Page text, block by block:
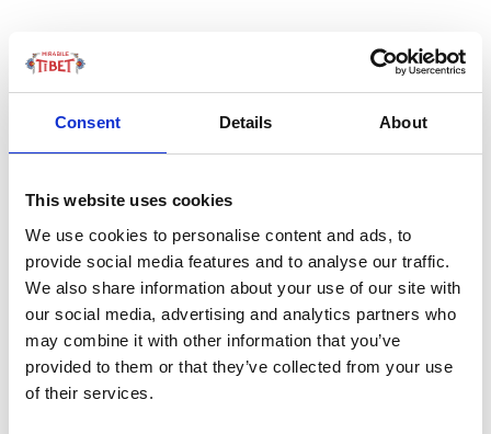
Consent Details About
This website uses cookies
We use cookies to personalise content and ads, to
provide social media features and to analyse our traffic.
We also share information about your use of our site with
our social media, advertising and analytics partners who
may combine it with other information that you’ve
provided to them or that they’ve collected from your use
of their services.
FOCUS TIBET